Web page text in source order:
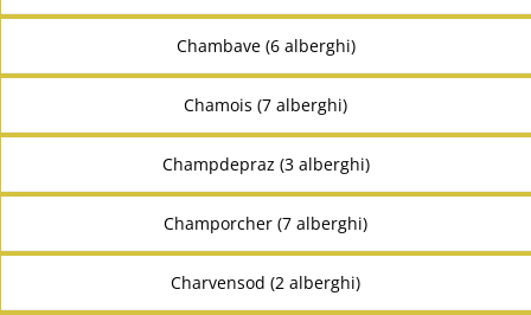
Chambave (6 alberghi)
Chamois (7 alberghi)
Champdepraz (3 alberghi)
Champorcher (7 alberghi)
Charvensod (2 alberghi)